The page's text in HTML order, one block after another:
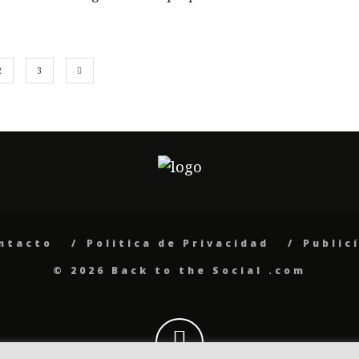
3
Politica de Privacidad
© 2026 Back to the Social .com